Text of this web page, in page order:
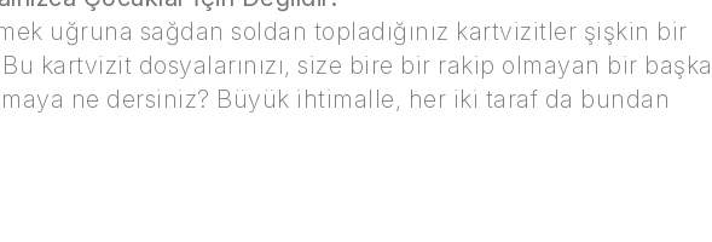
uğruna sağdan soldan topladığınız kartvizitler şişkin bir
kartvizit dosyalarınızı, size bire bir rakip olmayan bir başka
ne dersiniz? Büyük ihtimalle, her iki taraf da bundan